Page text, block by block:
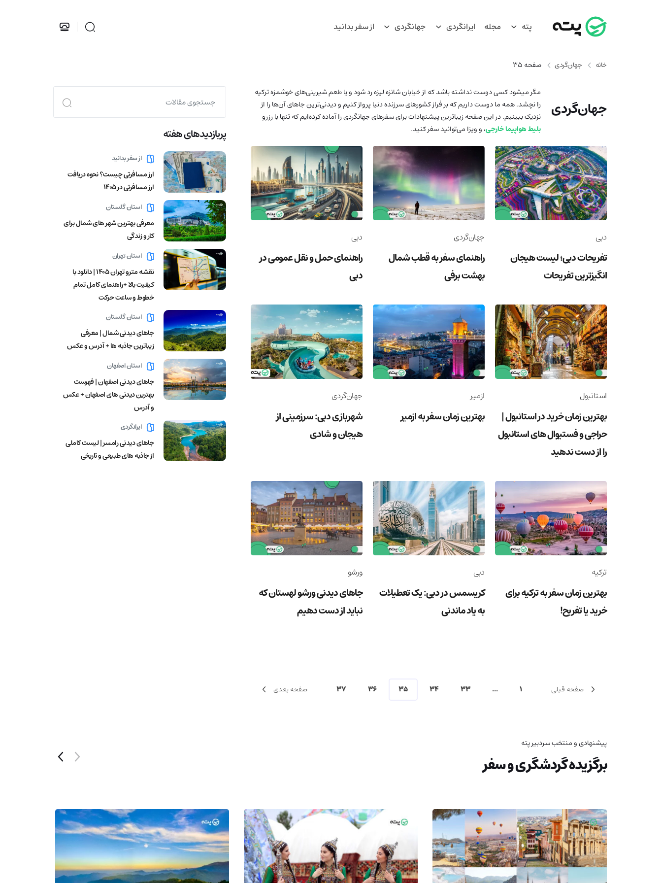
پته مجله ایرانگردی جهانگردی از سفر بدانید
خانه جهان‌گردی صفحه 35
جهان‌گردی
مگر میشود کسی دوست نداشته باشد که از خیابان شانزه لیزه رد شود و یا طعم شیرینی‌های خوشمزه ترکیه
را نچشد. همه ما دوست داریم که بر فراز کشورهای سرزنده دنیا پرواز کنیم و دیدنی‌ترین جاهای آن‌ها را از
نزدیک ببینیم. در این صفحه زیباترین پیشنهادات برای سفرهای جهانگردی را آماده کرده‌ایم که تنها با رزرو
بلیط هواپیما خارجی، و ویزا می‌توانید سفر کنید.
دبی
تفریحات دبی؛ لیست هیجان
انگیزترین تفریحات
جهان‌گردی
راهنمای سفر به قطب شمال
بهشت برفی
دبی
راهنمای حمل و نقل عمومی در
دبی
استانبول
بهترین زمان خرید در استانبول |
حراجی و فستیوال های استانبول
را از دست ندهید
ازمیر
بهترین زمان سفر به ازمیر
جهان‌گردی
شهربازی دبی: سرزمینی از
هیجان و شادی
ترکیه
بهترین زمان سفر به ترکیه برای
خرید یا تفریح!
دبی
کریسمس در دبی: یک تعطیلات
به یاد ماندنی
ورشو
جاهای دیدنی ورشو لهستان که
نباید از دست دهیم
صفحه قبلی 1
...
33
34
35
36
37 صفحه بعدی
پربازدید‌های هفته
از سفر بدانید
ارز مسافرتی چیست؟ نحوه دریافت
ارز مسافرتی در 1405
استان گلستان
معرفی بهترین شهر های شمال برای
کار و زندگی
استان تهران
نقشه مترو تهران ۱۴۰۵ | دانلود با
کیفیت بالا +راهنمای کامل تمام
خطوط و ساعت حرکت
استان گلستان
جاهای دیدنی شمال | معرفی
زیباترین جاذبه ها + آدرس و عکس
استان اصفهان
جاهای دیدنی اصفهان | فهرست
بهترین دیدنی های اصفهان + عکس
و آدرس
ایرانگردی
جاهای دیدنی رامسر | لیست کاملی
از جاذبه های طبیعی و تاریخی
پیشنهادی و منتخب سردبیر پته
برگزیده گردشگری و سفر